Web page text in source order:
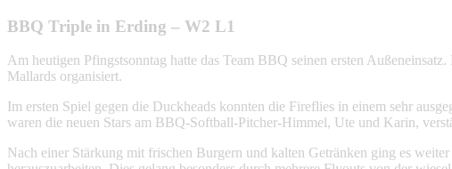
Image
BBQ Triple in Erding – W2 L1
Am heutigen Pfingstsonntag hatte das Team BBQ seinen ersten
Mallards organisiert.
Im ersten Spiel gegen die Duckheads konnten die Fireflies in einem sehr
waren die neuen Stars am BBQ-Softball-Pitcher-Himmel, Ute und Karin,
Nach einer Stärkung mit frischen Burgern und kalten Getränken ging es